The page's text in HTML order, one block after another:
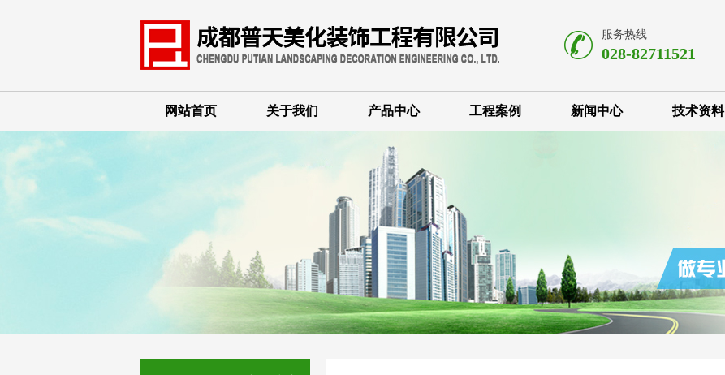
服务热线
028-82711521
网站首页 关于我们 产品中心 工程案例 新闻中心 技术资料